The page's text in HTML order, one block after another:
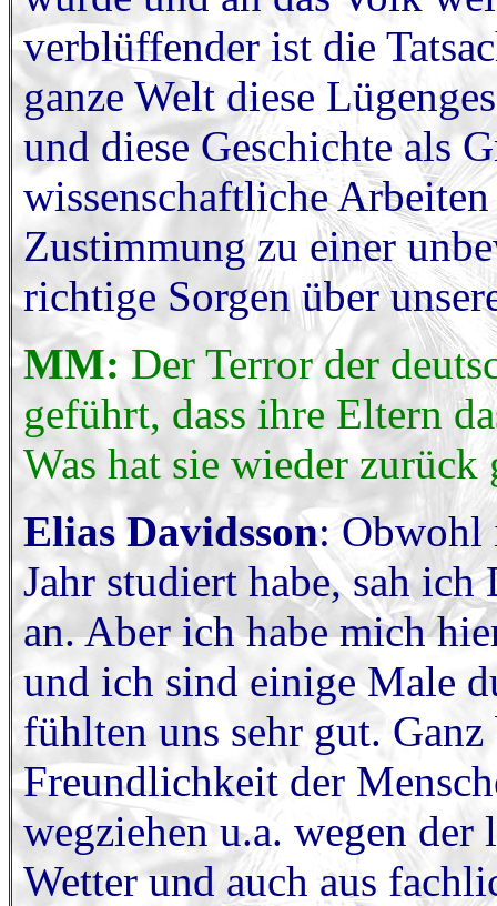
verblüffender ist die
ganze Welt diese
und diese Geschichte als
wissenschaftliche
Zustimmung zu einer
richtige Sorgen über
MM: Der Terror der
geführt, dass ihre Eltern
Was hat sie wieder zurück
Elias Davidsson: Obwohl
Jahr studiert habe, sah
an. Aber ich habe mich
und ich sind einige Male
fühlten uns sehr gut.
Freundlichkeit der
wegziehen u.a. wegen
Wetter und auch aus